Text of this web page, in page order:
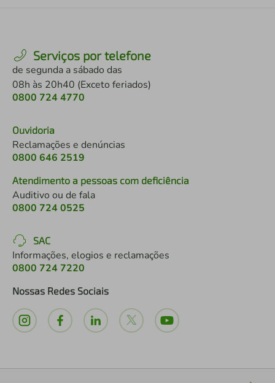
Serviços por telefone
de segunda a sábado das
08h às 20h40 (Exceto feriados)
0800 724 4770
Ouvidoria
Reclamações e denúncias
0800 646 2519
Atendimento a pessoas com deficiência
Auditivo ou de fala
0800 724 0525
SAC
Informações, elogios e reclamações
0800 724 7220
Nossas Redes Sociais